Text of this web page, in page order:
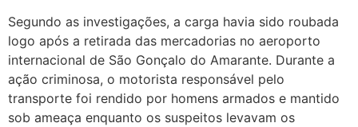
Segundo as investigações, a carga havia sido roubada
logo após a retirada das mercadorias no aeroporto
internacional de São Gonçalo do Amarante. Durante a
ação criminosa, o motorista responsável pelo
transporte foi rendido por homens armados e mantido
sob ameaça enquanto os suspeitos levavam os